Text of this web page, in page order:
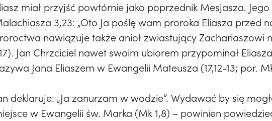
miał przyjść powtórnie jako poprzednik Mesjasza.
3,23: „Oto Ja poślę wam proroka Eliasza przed
nawiązuje także anioł zwiastujący Zachariaszowi
Jan Chrzciciel nawet swoim ubiorem przypominał
Jana Eliaszem w Ewangelii Mateusza (17,12-13; por.
deklaruje: „Ja zanurzam w wodzie”. Wydawać by się
w Ewangelii św. Marka (Mk 1,8) – powinien